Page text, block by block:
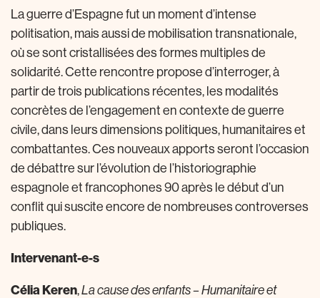
La guerre d’Espagne fut un moment d’intense
politisation, mais aussi de mobilisation transnationale,
où se sont cristallisées des formes multiples de
solidarité. Cette rencontre propose d’interroger, à
partir de trois publications récentes, les modalités
concrètes de l’engagement en contexte de guerre
civile, dans leurs dimensions politiques, humanitaires et
combattantes. Ces nouveaux apports seront l’occasion
de débattre sur l’évolution de l’historiographie
espagnole et francophones 90 après le début d’un
conflit qui suscite encore de nombreuses controverses
publiques.
Intervenant-e-s
Célia Keren,La cause des enfants – Humanitaire et